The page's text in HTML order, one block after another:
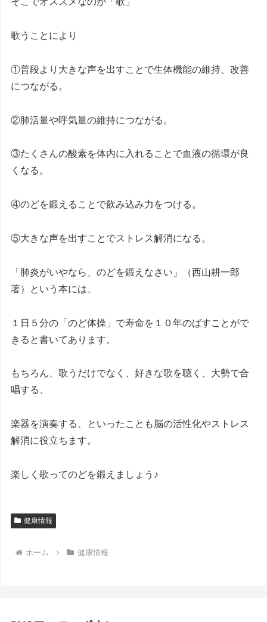
歌うことにより
①普段より大きな声を出すことで生体機能の維持、改善
につながる。
②肺活量や呼気量の維持につながる。
③たくさんの酸素を体内に入れることで血液の循環が良
くなる。
④のどを鍛えることで飲み込み力をつける。
⑤大きな声を出すことでストレス解消になる。
「肺炎がいやなら、のどを鍛えなさい」（西山耕一郎
著）という本には、
１日５分の「のど体操」で寿命を１０年のばすことがで
きると書いてあります。
もちろん、歌うだけでなく、好きな歌を聴く、大勢で合
唱する、
楽器を演奏する、といったことも脳の活性化やストレス
解消に役立ちます。
楽しく歌ってのどを鍛えましょう♪
健康情報
ホーム 健康情報